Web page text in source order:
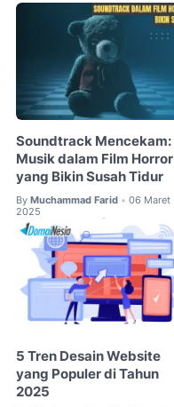
Soundtrack Mencekam:
Musik dalam Film Horror
yang Bikin Susah Tidur
By Muchammad Farid • 06 Maret
2025
5 Tren Desain Website
yang Populer di Tahun
2025